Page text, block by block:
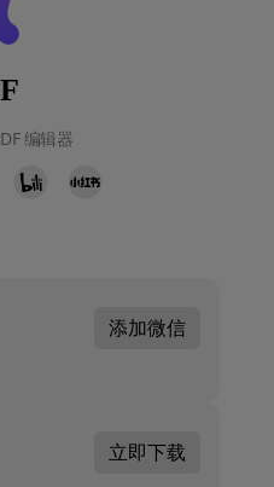
编辑器
添加微信
立即下载